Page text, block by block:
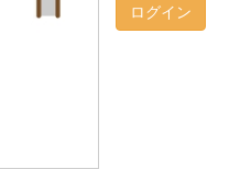
ログイン